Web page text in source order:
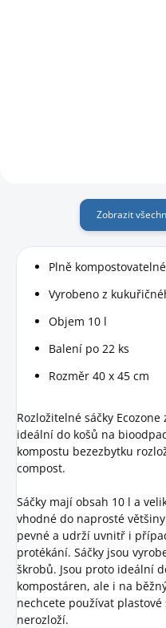
Zobrazit
Plně
Vyrobeno z
Objem 10 l
Balení po 22 ks
Rozměr 40 x 45 cm
Rozložitelné sáčky
ideální do košů na
kompostu bezezbytku
compost.
Sáčky mají obsah 10 l a
vhodné do naprosté
pevné a udrží uvnitř i
protékání. Sáčky jsou
škrobů. Jsou proto ideální
kompostáren, ale i na
nechcete používat
nerozloží.